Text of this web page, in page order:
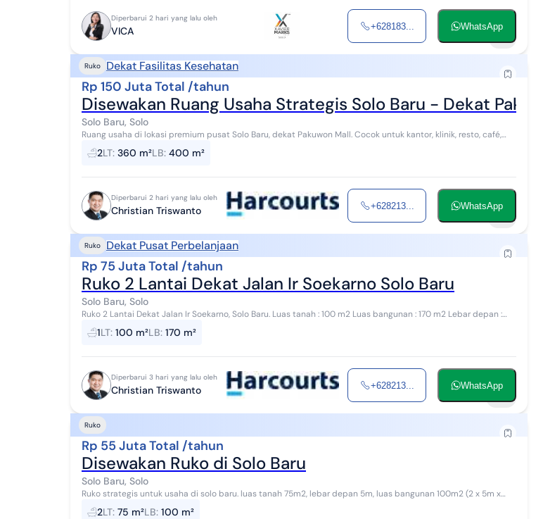
Diperbarui 2 hari yang lalu oleh
VICA +628183... WhatsApp
Ruko Dekat Fasilitas Kesehatan
Rp 150 Juta Total /tahun
Disewakan Ruang Usaha Strategis Solo Baru - Dekat
Solo Baru, Solo
Ruang usaha di lokasi premium pusat Solo Baru, dekat Pakuwon Mall. Cocok untuk kantor, klinik, resto, café,
showroom, dan berbagai usaha lainnya. ...
2LT: 360 m²LB: 400 m²
Diperbarui 2 hari yang lalu oleh
Christian Triswanto +628213... WhatsApp
Ruko Dekat Pusat Perbelanjaan
Rp 75 Juta Total /tahun
Ruko 2 Lantai Dekat Jalan Ir Soekarno Solo Baru
Solo Baru, Solo
Ruko 2 Lantai Dekat Jalan Ir Soekarno, Solo Baru. Luas tanah : 100 m2 Luas bangunan : 170 m2 Lebar depan :
1LT: 100 m²LB: 170 m²
Diperbarui 3 hari yang lalu oleh
Christian Triswanto +628213... WhatsApp
Ruko
Rp 55 Juta Total /tahun
Disewakan Ruko di Solo Baru
Solo Baru, Solo
Ruko strategis untuk usaha di solo baru. luas tanah 75m2, lebar depan 5m, luas bangunan 100m2 (2 x 5m x
2LT: 75 m²LB: 100 m²